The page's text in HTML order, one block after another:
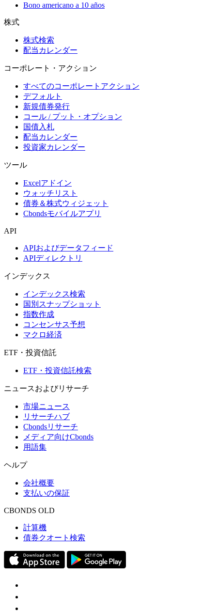
Bono americano a 10 años
株式
株式検索
配当カレンダー
コーポレート・アクション
すべてのコーポレートアクション
デフォルト
新規債券発行
コール / プット・オプション
国債入札
配当カレンダー
投資家カレンダー
ツール
Excelアドイン
ウォッチリスト
債券＆株式ウィジェット
Cbondsモバイルアプリ
API
APIおよびデータフィード
APIディレクトリ
インデックス
インデックス検索
国別スナップショット
指数作成
コンセンサス予想
マクロ経済
ETF・投資信託
ETF・投資信託検索
ニュースおよびリサーチ
市場ニュース
リサーチハブ
Cbondsリサーチ
メディア向けCbonds
用語集
ヘルプ
会社概要
支払いの保証
CBONDS OLD
計算機
債券クオート検索